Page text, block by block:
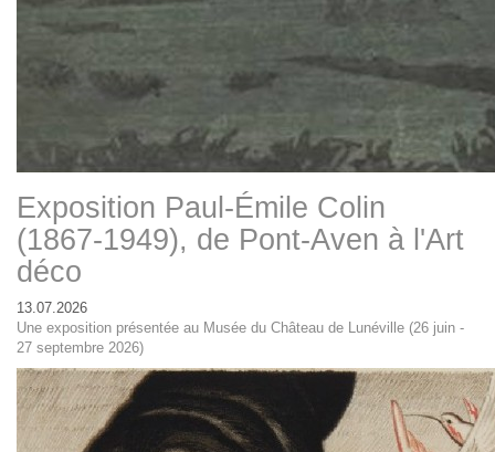
Exposition Paul-Émile Colin
(1867-1949), de Pont-Aven à l'Art
déco
13.07.2026
Une exposition présentée au Musée du Château de Lunéville (26 juin -
27 septembre 2026)